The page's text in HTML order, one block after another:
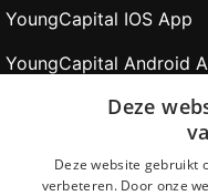
YoungCapital IOS App
YoungCapital Android
Gratis aanmelden
Deze
Deze website gebruikt
verbeteren. Door onze